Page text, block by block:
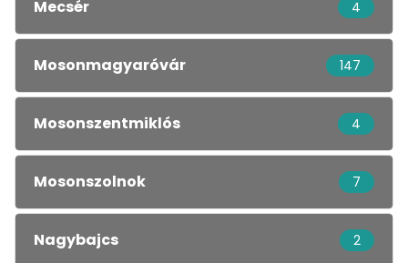
Mecsér 4
Mosonmagyaróvár 147
Mosonszentmiklós 4
Mosonszolnok 7
Nagybajcs 2